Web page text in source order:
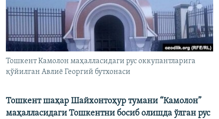
Тошкент Камолон маҳалласидаги рус оккупантларига
қўйилган Авлиë Георгий бутхонаси
Тошкент шаҳар Шайхонтоҳур тумани “Камолон”
маҳалласидаги Тошкентни босиб олишда ўлган рус